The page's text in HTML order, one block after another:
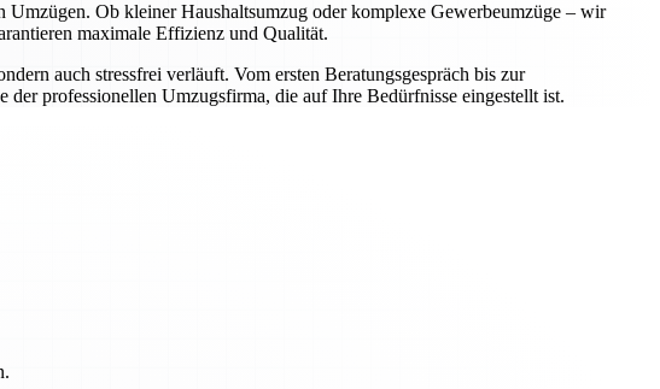
Ob kleiner Haushaltsumzug oder komplexe Gewerbeumzüge – wir
maximale Effizienz und Qualität.
auch stressfrei verläuft. Vom ersten Beratungsgespräch bis zur
der professionellen Umzugsfirma, die auf Ihre Bedürfnisse eingestellt ist.